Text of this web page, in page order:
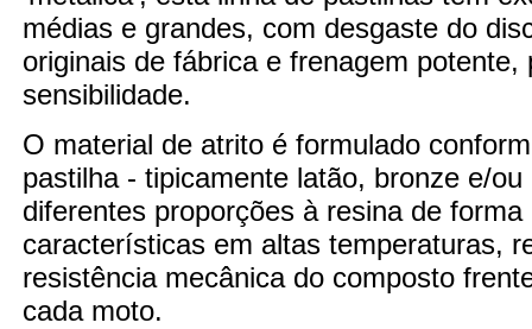
médias e grandes, com desgaste do
originais de fábrica e frenagem potente,
sensibilidade.
O material de atrito é formulado
pastilha - tipicamente latão, bronze e/
diferentes proporções à resina de
características em altas temperaturas,
resistência mecânica do composto
cada moto.